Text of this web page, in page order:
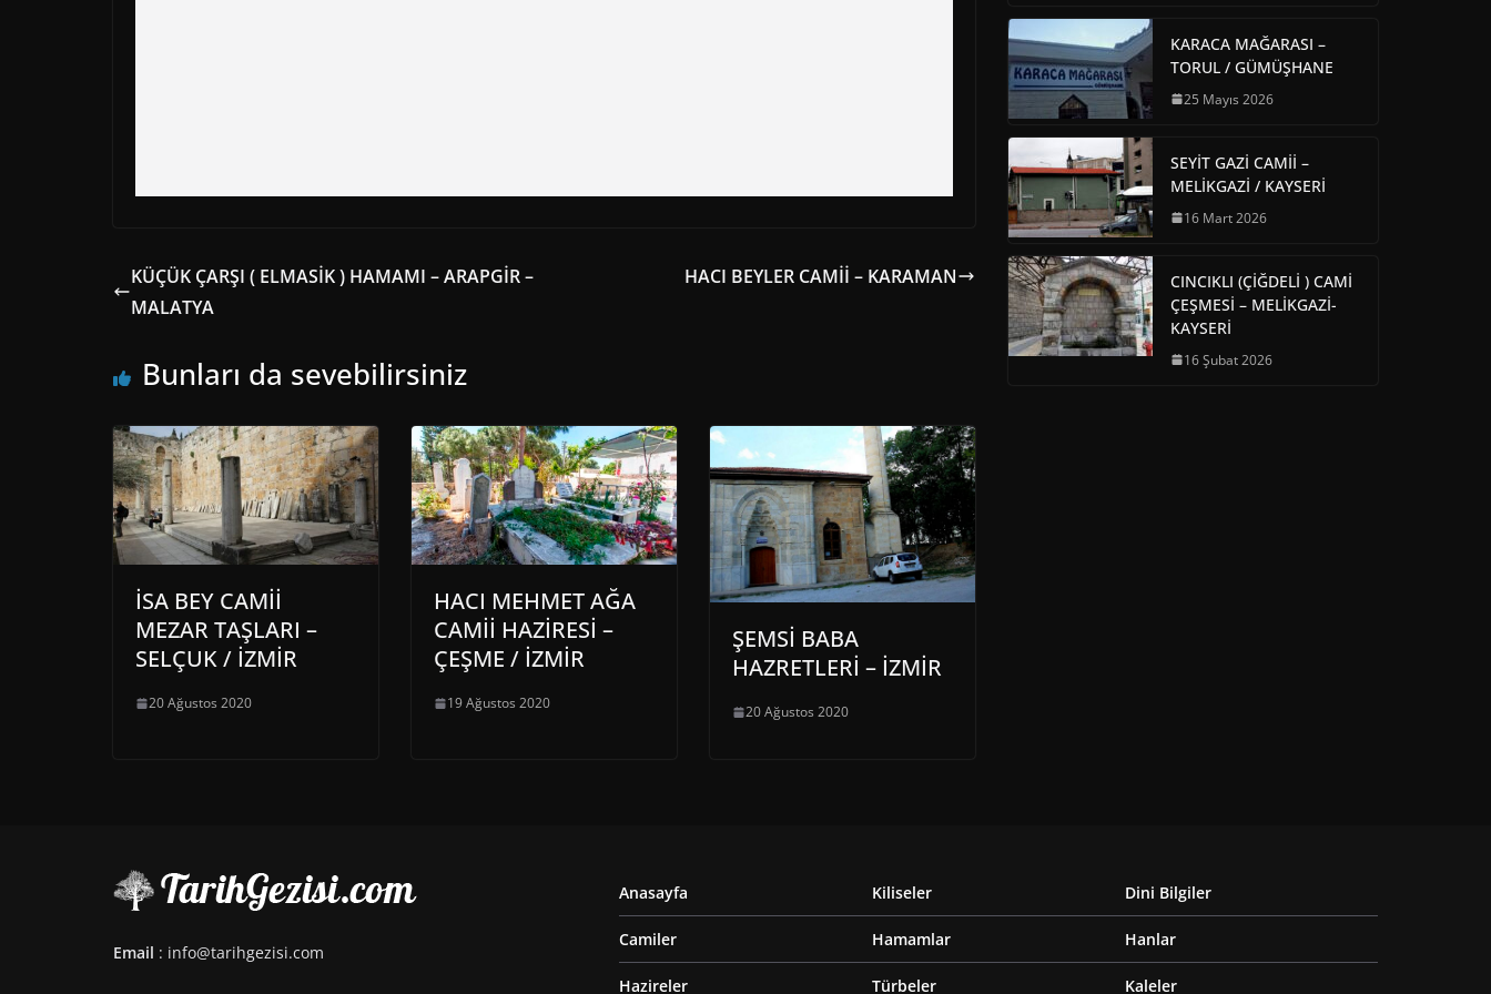
KÜÇÜK ÇARŞI ( ELMASİK ) HAMAMI – ARAPGİR –
MALATYA
HACI BEYLER CAMİİ – KARAMAN
Bunları da sevebilirsiniz
İSA BEY CAMİİ
MEZAR TAŞLARI –
SELÇUK / İZMİR
20 Ağustos 2020
HACI MEHMET AĞA
CAMİİ HAZİRESİ –
ÇEŞME / İZMİR
19 Ağustos 2020
ŞEMSİ BABA
HAZRETLERİ – İZMİR
20 Ağustos 2020
KARACA MAĞARASI –
TORUL / GÜMÜŞHANE
25 Mayıs 2026
SEYİT GAZİ CAMİİ –
MELİKGAZİ / KAYSERİ
16 Mart 2026
CINCIKLI (ÇİĞDELİ ) CAMİ
ÇEŞMESİ – MELİKGAZİ-
KAYSERİ
16 Şubat 2026
Email : info@tarihgezisi.com
Anasayfa
Camiler
Hazireler
Kiliseler
Hamamlar
Türbeler
Dini Bilgiler
Hanlar
Kaleler